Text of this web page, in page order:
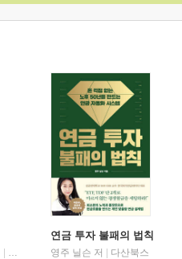
북다
연금 투자 불패의 법칙
영주 닐슨 저
다산북스